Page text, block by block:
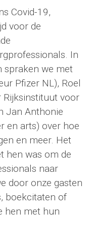
Covid-19,
voor de
In
spraken we met
Pfizer NL), Roel
voor
Jan Anthonie
en arts) over hoe
en meer. Het
hen was om de
naar
door onze gasten
boekcitaten of
hen met hun